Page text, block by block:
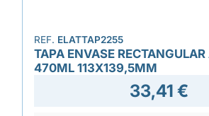
REF. ELATTAP2255
TAPA ENVASE
470ML 113X139,5MM
33,41 €